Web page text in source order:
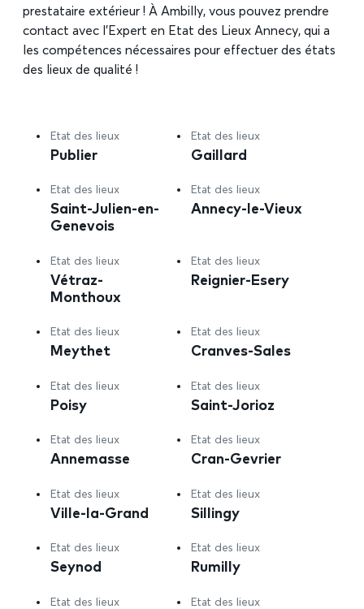
prestataire extérieur ! À Ambilly, vous pouvez prendre
contact avec l’Expert en Etat des Lieux Annecy, qui a
les compétences nécessaires pour effectuer des états
des lieux de qualité !
Etat des lieux
Publier
Etat des lieux
Gaillard
Etat des lieux
Saint-Julien-en-
Genevois
Etat des lieux
Annecy-le-Vieux
Etat des lieux
Vétraz-
Monthoux
Etat des lieux
Reignier-Esery
Etat des lieux
Meythet
Etat des lieux
Cranves-Sales
Etat des lieux
Poisy
Etat des lieux
Saint-Jorioz
Etat des lieux
Annemasse
Etat des lieux
Cran-Gevrier
Etat des lieux
Ville-la-Grand
Etat des lieux
Sillingy
Etat des lieux
Seynod
Etat des lieux
Rumilly
Etat des lieux Etat des lieux